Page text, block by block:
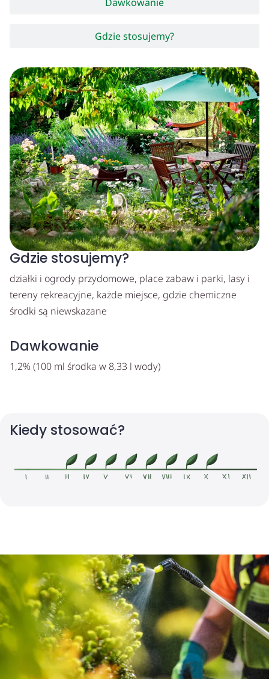
Gdzie stosujemy?
Gdzie stosujemy?
działki i ogrody przydomowe, place zabaw i parki, lasy i
tereny rekreacyjne, każde miejsce, gdzie chemiczne
środki są niewskazane
Dawkowanie
1,2% (100 ml środka w 8,33 l wody)
Kiedy stosować?